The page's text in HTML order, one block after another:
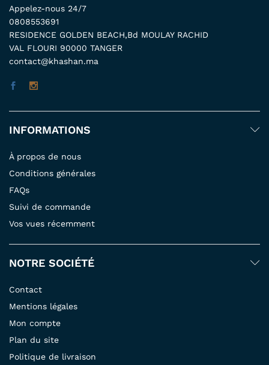
Appelez-nous 24/7
0808553691
RESIDENCE GOLDEN BEACH,Bd MOULAY RACHID
VAL FLOURI 90000 TANGER
contact@khashan.ma
INFORMATIONS
À propos de nous
Conditions générales
FAQs
Suivi de commande
Vos vues récemment
NOTRE SOCIÉTÉ
Contact
Mentions légales
Mon compte
Plan du site
Politique de livraison